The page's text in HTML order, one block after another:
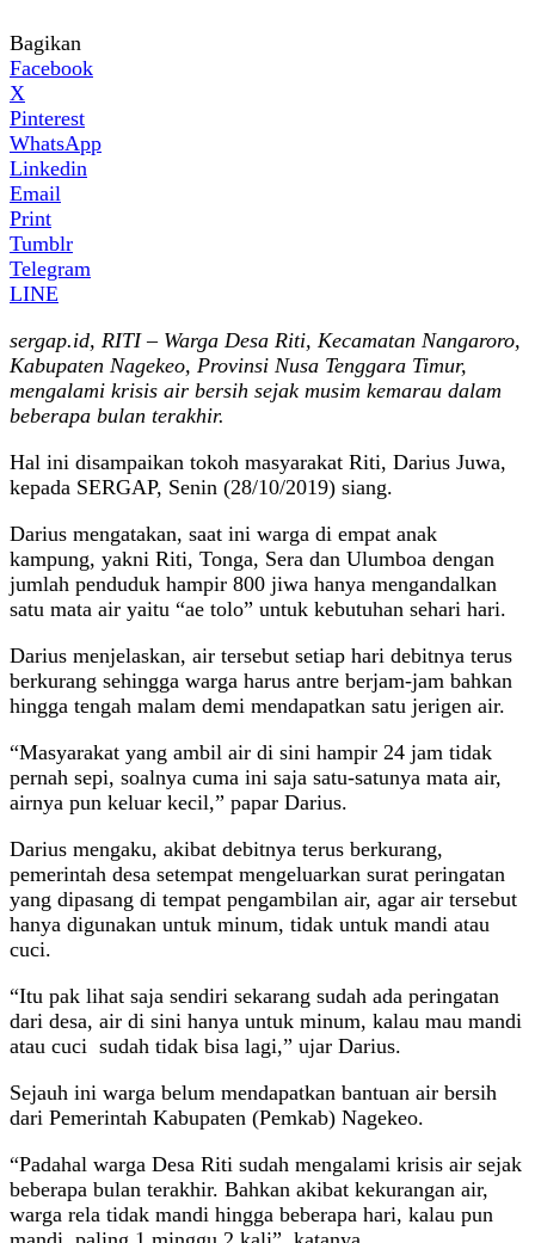
Bagikan
Facebook
X
Pinterest
WhatsApp
Linkedin
Email
Print
Tumblr
Telegram
LINE
sergap.id, RITI – Warga Desa Riti, Kecamatan Nangaroro,
Kabupaten Nagekeo, Provinsi Nusa Tenggara Timur,
mengalami krisis air bersih sejak musim kemarau dalam
beberapa bulan terakhir.
Hal ini disampaikan tokoh masyarakat Riti, Darius Juwa,
kepada SERGAP, Senin (28/10/2019) siang.
Darius mengatakan, saat ini warga di empat anak
kampung, yakni Riti, Tonga, Sera dan Ulumboa dengan
jumlah penduduk hampir 800 jiwa hanya mengandalkan
satu mata air yaitu “ae tolo” untuk kebutuhan sehari hari.
Darius menjelaskan, air tersebut setiap hari debitnya terus
berkurang sehingga warga harus antre berjam-jam bahkan
hingga tengah malam demi mendapatkan satu jerigen air.
“Masyarakat yang ambil air di sini hampir 24 jam tidak
pernah sepi, soalnya cuma ini saja satu-satunya mata air,
airnya pun keluar kecil,” papar Darius.
Darius mengaku, akibat debitnya terus berkurang,
pemerintah desa setempat mengeluarkan surat peringatan
yang dipasang di tempat pengambilan air, agar air tersebut
hanya digunakan untuk minum, tidak untuk mandi atau
cuci.
“Itu pak lihat saja sendiri sekarang sudah ada peringatan
dari desa, air di sini hanya untuk minum, kalau mau mandi
atau cuci sudah tidak bisa lagi,” ujar Darius.
Sejauh ini warga belum mendapatkan bantuan air bersih
dari Pemerintah Kabupaten (Pemkab) Nagekeo.
“Padahal warga Desa Riti sudah mengalami krisis air sejak
beberapa bulan terakhir. Bahkan akibat kekurangan air,
warga rela tidak mandi hingga beberapa hari, kalau pun